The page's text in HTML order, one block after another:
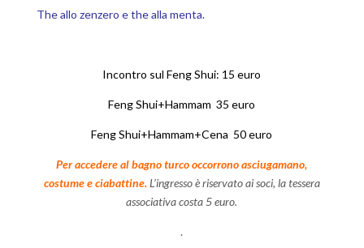
The allo zenzero e the alla menta.
Incontro sul Feng Shui: 15 euro
Feng Shui+Hammam 35 euro
Feng Shui+Hammam+Cena 50 euro
Per accedere al bagno turco occorrono asciugamano,
costume e ciabattine.L’ingresso è riservato ai soci, la tessera
associativa costa 5 euro.
.